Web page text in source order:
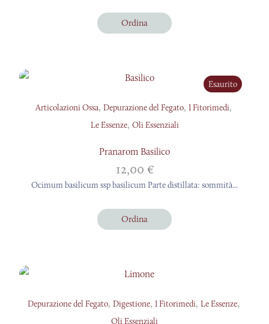
Ordina
Esaurito
Articolazioni Ossa, Depurazione del Fegato, I Fitorimedi,
Le Essenze, Oli Essenziali
Pranarom Basilico
12,00 €
Ocimum basilicum ssp basilicum Parte distillata: sommità...
Ordina
Depurazione del Fegato, Digestione, I Fitorimedi, Le Essenze,
Oli Essenziali